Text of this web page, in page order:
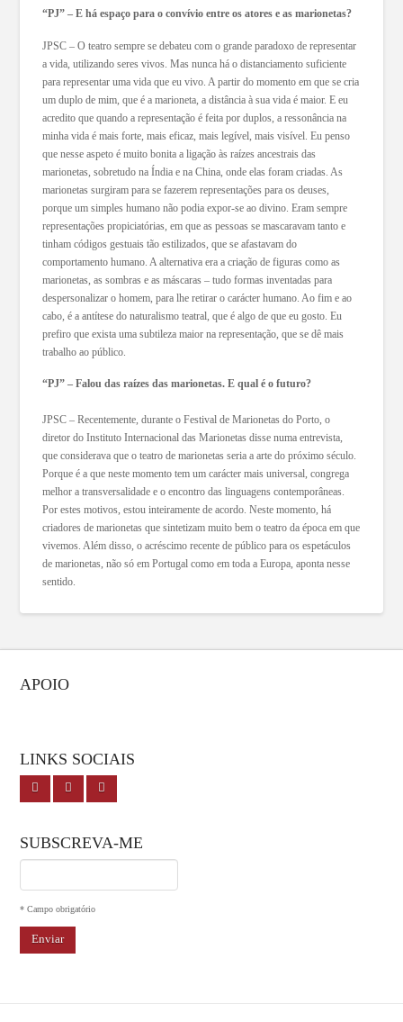
“PJ” – E há espaço para o convívio entre os atores e as marionetas?
JPSC – O teatro sempre se debateu com o grande paradoxo de representar
a vida, utilizando seres vivos. Mas nunca há o distanciamento suficiente
para representar uma vida que eu vivo. A partir do momento em que se cria
um duplo de mim, que é a marioneta, a distância à sua vida é maior. E eu
acredito que quando a representação é feita por duplos, a ressonância na
minha vida é mais forte, mais eficaz, mais legível, mais visível. Eu penso
que nesse aspeto é muito bonita a ligação às raízes ancestrais das
marionetas, sobretudo na Índia e na China, onde elas foram criadas. As
marionetas surgiram para se fazerem representações para os deuses,
porque um simples humano não podia expor-se ao divino. Eram sempre
representações propiciatórias, em que as pessoas se mascaravam tanto e
tinham códigos gestuais tão estilizados, que se afastavam do
comportamento humano. A alternativa era a criação de figuras como as
marionetas, as sombras e as máscaras – tudo formas inventadas para
despersonalizar o homem, para lhe retirar o carácter humano. Ao fim e ao
cabo, é a antítese do naturalismo teatral, que é algo de que eu gosto. Eu
prefiro que exista uma subtileza maior na representação, que se dê mais
trabalho ao público.
“PJ” – Falou das raízes das marionetas. E qual é o futuro?
JPSC – Recentemente, durante o Festival de Marionetas do Porto, o
diretor do Instituto Internacional das Marionetas disse numa entrevista,
que considerava que o teatro de marionetas seria a arte do próximo século.
Porque é a que neste momento tem um carácter mais universal, congrega
melhor a transversalidade e o encontro das linguagens contemporâneas.
Por estes motivos, estou inteiramente de acordo. Neste momento, há
criadores de marionetas que sintetizam muito bem o teatro da época em que
vivemos. Além disso, o acréscimo recente de público para os espetáculos
de marionetas, não só em Portugal como em toda a Europa, aponta nesse
sentido.
APOIO
LINKS SOCIAIS
SUBSCREVA-ME
I agree terms and conditions.*
* Campo obrigatório